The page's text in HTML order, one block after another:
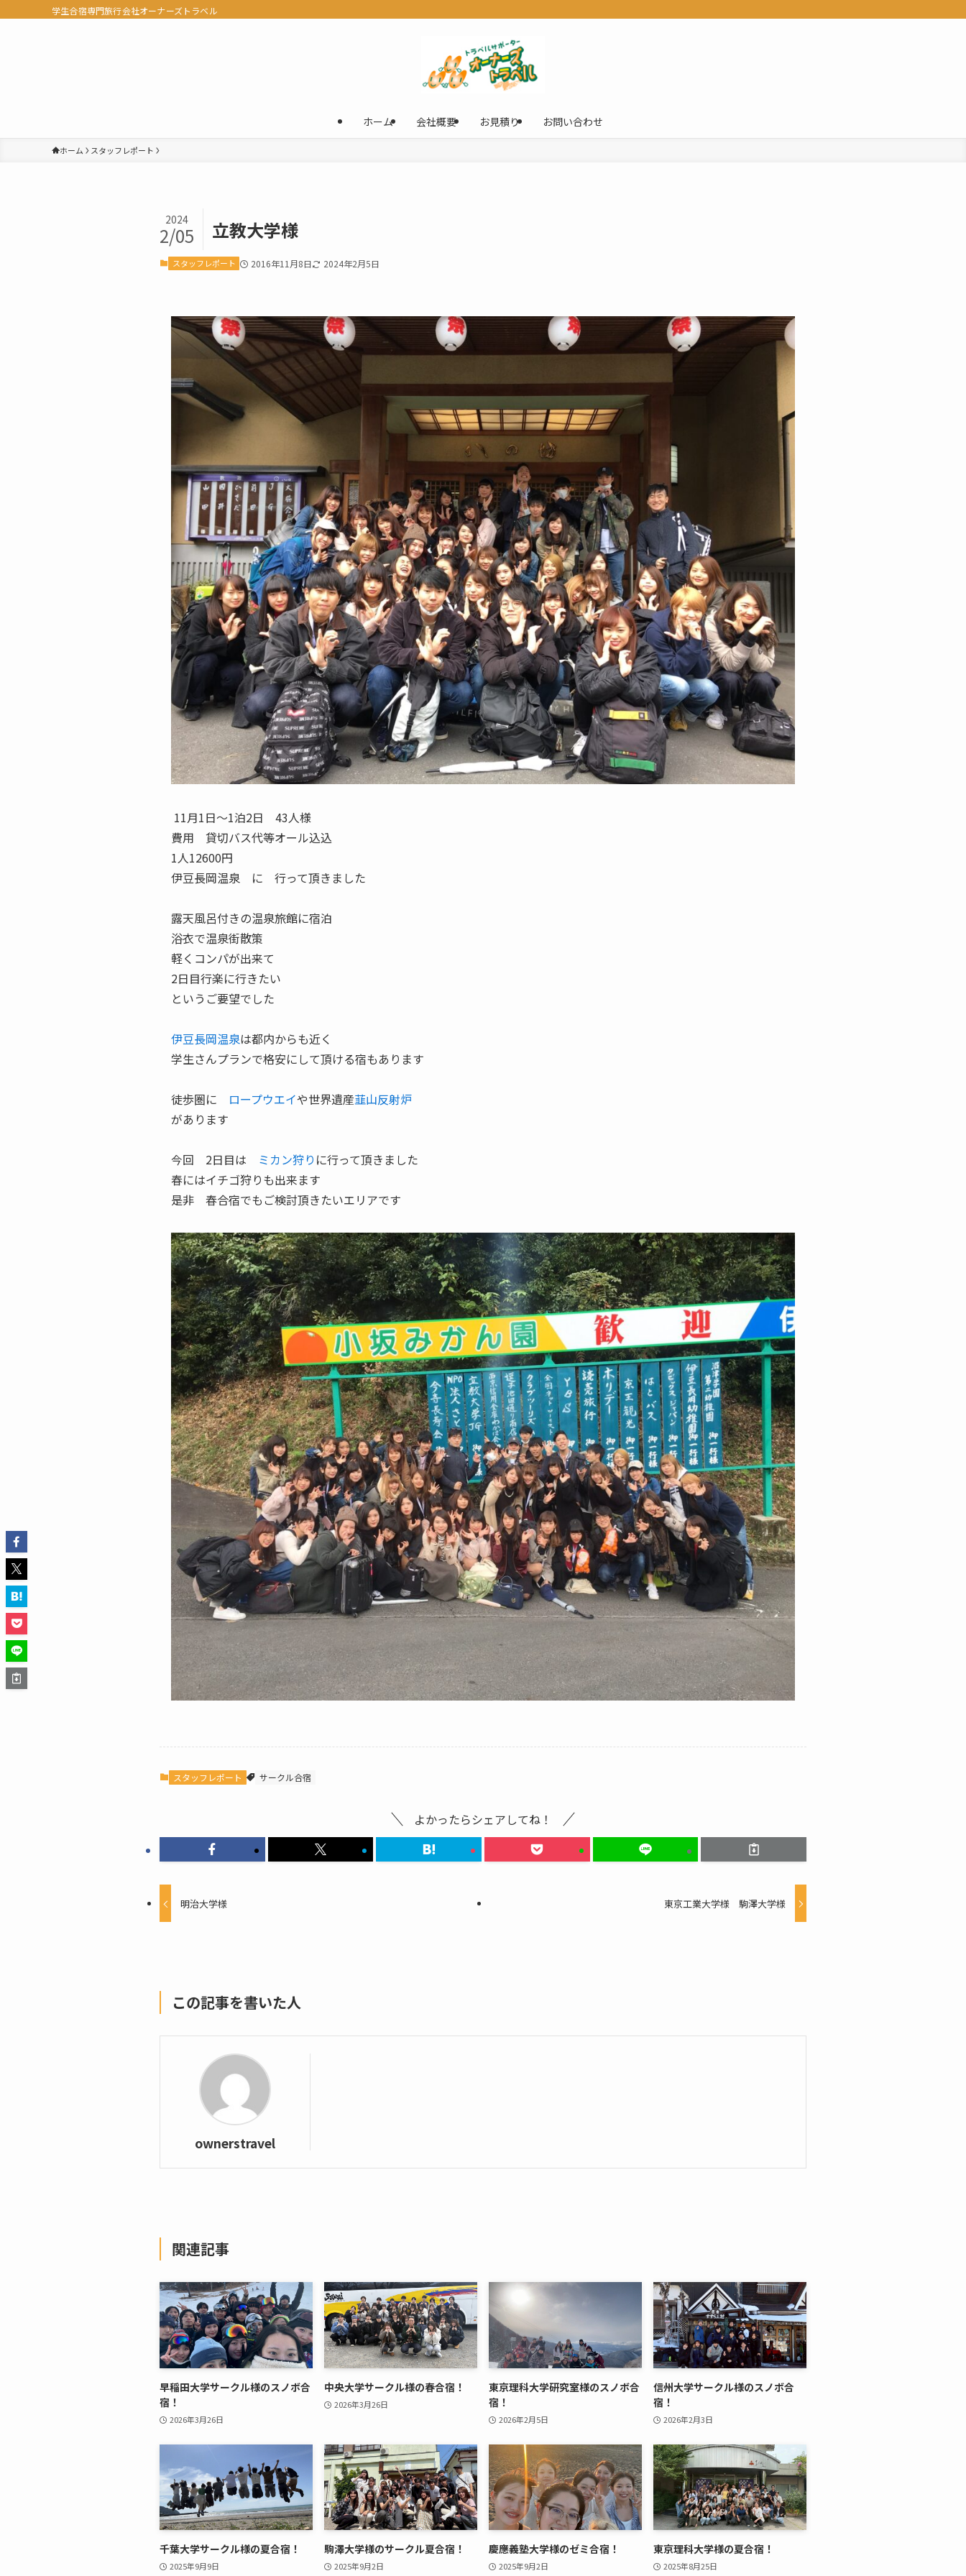
学生合宿専門旅行会社オーナーズトラベル
ホーム 会社概要 お見積り お問い合わせ
ホーム スタッフレポート
立教大学様
2024
2/05
スタッフレポート 2016年11月8日 2024年2月5日
11月1日〜1泊2日 43人様
費用 貸切バス代等オール込込
1人12600円
伊豆長岡温泉 に 行って頂きました
露天風呂付きの温泉旅館に宿泊
浴衣で温泉街散策
軽くコンパが出来て
2日目行楽に行きたい
というご要望でした
伊豆長岡温泉は都内からも近く
学生さんプランで格安にして頂ける宿もあります
徒歩圏に ロープウエイや世界遺産韮山反射炉
があります
今回 2日目は ミカン狩り に行って頂きました
春にはイチゴ狩りも出来ます
是非 春合宿でもご検討頂きたいエリアです
スタッフレポート サークル合宿
よかったらシェアしてね！
明治大学様 東京工業大学様 駒澤大学様
この記事を書いた人
ownerstravel
関連記事
早稲田大学サークル様のスノボ合
宿！
2026年3月26日
中央大学サークル様の春合宿！
2026年3月26日
東京理科大学研究室様のスノボ合
宿！
2026年2月5日
信州大学サークル様のスノボ合
宿！
2026年2月3日
千葉大学サークル様の夏合宿！
2025年9月9日
駒澤大学様のサークル夏合宿！
2025年9月2日
慶應義塾大学様のゼミ合宿！
2025年9月2日
東京理科大学様の夏合宿！
2025年8月25日